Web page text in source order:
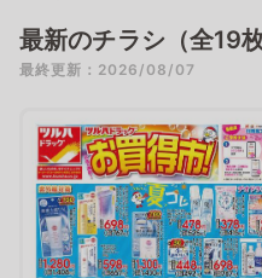
最新のチラシ（全19枚
最終更新：2026/08/07